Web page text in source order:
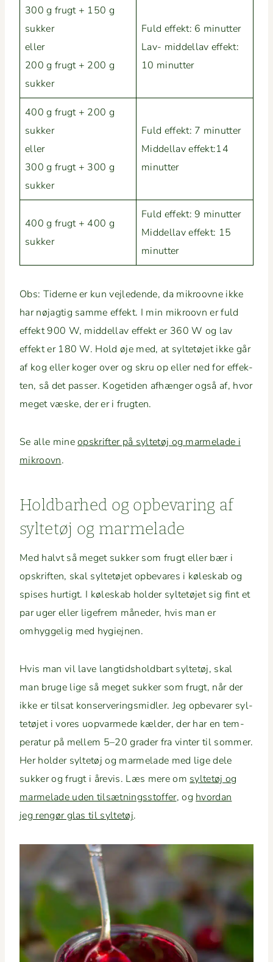
300 g frugt + 150 g
sukker
eller
200 g frugt + 200 g
sukker
Fuld effekt: 6 min­ut­ter
Lav- mid­dellav effekt:
10 minutter
400 g frugt + 200 g
sukker
eller
300 g frugt + 300 g
sukker
Fuld effekt: 7 min­ut­ter
Mid­dellav effekt:14
minutter
400 g frugt + 400 g
sukker
Fuld effekt: 9 min­ut­ter
Mid­dellav effekt: 15
minutter
Obs: Tiderne er kun vejle­dende, da mikroovne ikke
har nøjagtig samme effekt. I min mikroovn er fuld
effekt 900 W, mid­dellav effekt er 360 W og lav
effekt er 180 W. Hold øje med, at syl­tetø­jet ikke går
af kog eller koger over og skru op eller ned for effek­
ten, så det pass­er. Koge­ti­den afhænger også af, hvor
meget væske, der er i frugten.
Se alle mineopskrifter på syl­tetøj og marme­lade i
mikroovn.
Hold­barhed og opbe­var­ing af
syl­tetøj og marmelade
Med halvt så meget sukker som frugt eller bær i
opskriften, skal syl­tetø­jet opbe­vares i køleskab og
spis­es hur­tigt. I køleskab hold­er syl­tetø­jet sig fint et
par uger eller lige­frem måned­er, hvis man er
omhyggelig med hygiejnen.
Hvis man vil lave langtid­sh­old­bart syl­tetøj, skal
man bruge lige så meget sukker som frugt, når der
ikke er tilsat kon­server­ingsmi­dler. Jeg opbe­var­er syl­
tetø­jet i vores uop­varmede kælder, der har en tem­
per­atur på mellem 5–20 grad­er fra vin­ter til som­mer.
Her hold­er syl­tetøj og marme­lade med lige dele
sukker og frugt i åre­vis. Læs mere om syl­tetøj og
marme­lade uden tilsæt­ningsstof­fer, og hvor­dan
jeg rengør glas til syl­tetøj.